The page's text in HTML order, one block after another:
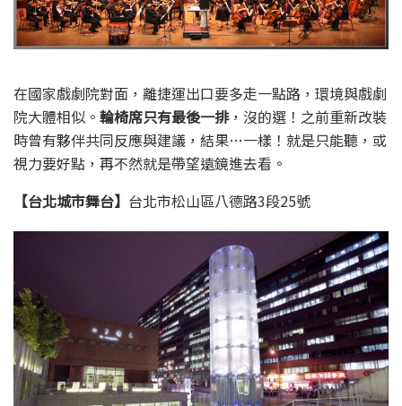
在國家戲劇院對面，離捷運出口要多走一點路，環境與戲劇
院大體相似。 輪椅席只有最後一排，沒的選！之前重新改裝
時曾有夥伴共同反應與建議，結果…一樣！就是只能聽，或
視力要好點，再不然就是帶望遠鏡進去看。
【台北城市舞台】 台北市松山區八德路3段25號